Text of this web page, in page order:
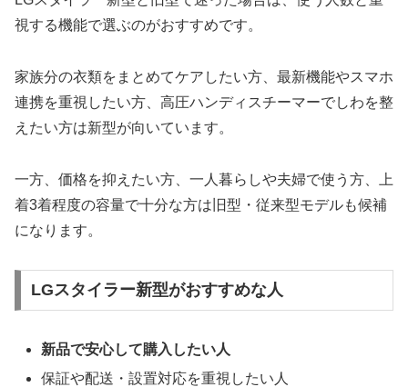
視する機能で選ぶのがおすすめです。
家族分の衣類をまとめてケアしたい方、最新機能やスマホ
連携を重視したい方、高圧ハンディスチーマーでしわを整
えたい方は新型が向いています。
一方、価格を抑えたい方、一人暮らしや夫婦で使う方、上
着3着程度の容量で十分な方は旧型・従来型モデルも候補
になります。
LGスタイラー新型がおすすめな人
新品で安心して購入したい人
保証や配送・設置対応を重視したい人